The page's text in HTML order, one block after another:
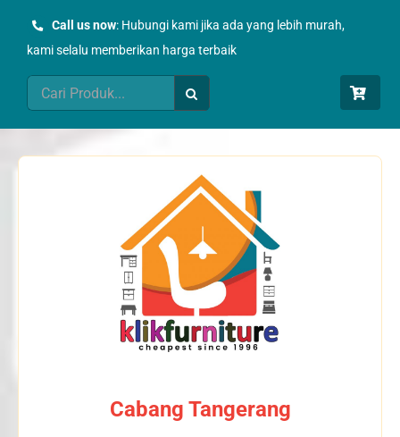
Call us now: Hubungi kami jika ada yang lebih murah,
kami selalu memberikan harga terbaik
Search
for:
Cabang Tangerang